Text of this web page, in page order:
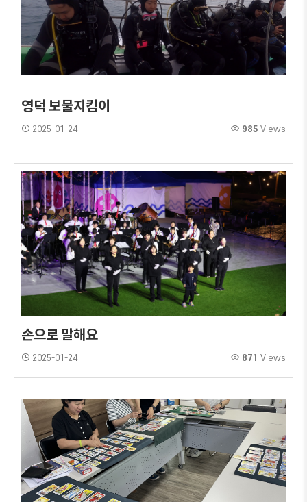
영덕 보물지킴이
2025-01-24 985 Views
손으로 말해요
2025-01-24 871 Views